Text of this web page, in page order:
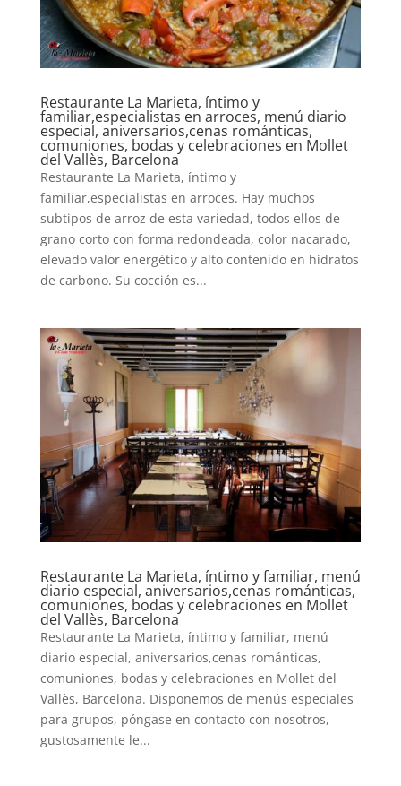
Restaurante La Marieta, íntimo y
familiar,especialistas en arroces, menú diario
especial, aniversarios,cenas románticas,
comuniones, bodas y celebraciones en Mollet
del Vallès, Barcelona
Restaurante La Marieta, íntimo y
familiar,especialistas en arroces. Hay muchos
subtipos de arroz de esta variedad, todos ellos de
grano corto con forma redondeada, color nacarado,
elevado valor energético y alto contenido en hidratos
de carbono. Su cocción es...
Restaurante La Marieta, íntimo y familiar, menú
diario especial, aniversarios,cenas románticas,
comuniones, bodas y celebraciones en Mollet
del Vallès, Barcelona
Restaurante La Marieta, íntimo y familiar, menú
diario especial, aniversarios,cenas románticas,
comuniones, bodas y celebraciones en Mollet del
Vallès, Barcelona. Disponemos de menús especiales
para grupos, póngase en contacto con nosotros,
gustosamente le...